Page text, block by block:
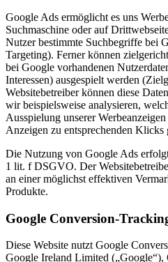
Google Ads ermöglicht es uns
Suchmaschine oder auf
Nutzer bestimmte Suchbegriffe bei
Targeting). Ferner können
bei Google vorhandenen
Interessen) ausgespielt werden
Websitebetreiber können diese
wir beispielsweise analysieren,
Ausspielung unserer
Anzeigen zu entsprechenden Klicks
Die Nutzung von Google Ads
1 lit. f DSGVO. Der
an einer möglichst effektiven
Produkte.
Google Conversion-
Diese Website nutzt Google
Google Ireland Limited